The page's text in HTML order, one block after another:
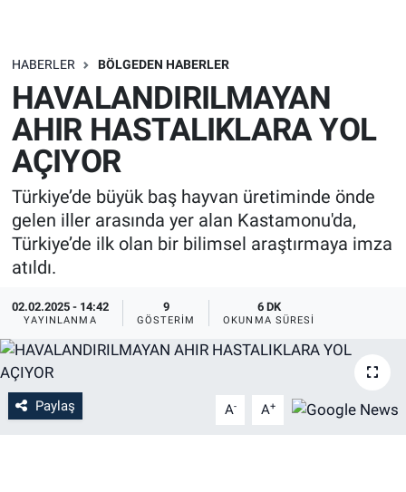
HABERLER BÖLGEDEN HABERLER
HAVALANDIRILMAYAN
AHIR HASTALIKLARA YOL
AÇIYOR
Türkiye’de büyük baş hayvan üretiminde önde
gelen iller arasında yer alan Kastamonu'da,
Türkiye’de ilk olan bir bilimsel araştırmaya imza
atıldı.
02.02.2025 - 14:42
YAYINLANMA
9
GÖSTERIM
6 DK
OKUNMA SÜRESI
Paylaş A- A+